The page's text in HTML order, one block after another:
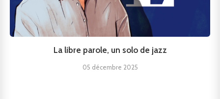
La libre parole, un solo de jazz
05 décembre 2025